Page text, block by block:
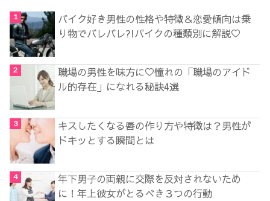
バイク好き男性の性格や特徴＆恋愛傾向は乗
り物でバレバレ?!バイクの種類別に解説♡
職場の男性を味方に♡憧れの「職場のアイド
ル的存在」になれる秘訣4選
キスしたくなる唇の作り方や特徴は？男性が
ドキッとする瞬間とは
年下男子の両親に交際を反対されないため
に！年上彼女がとるべき３つの行動